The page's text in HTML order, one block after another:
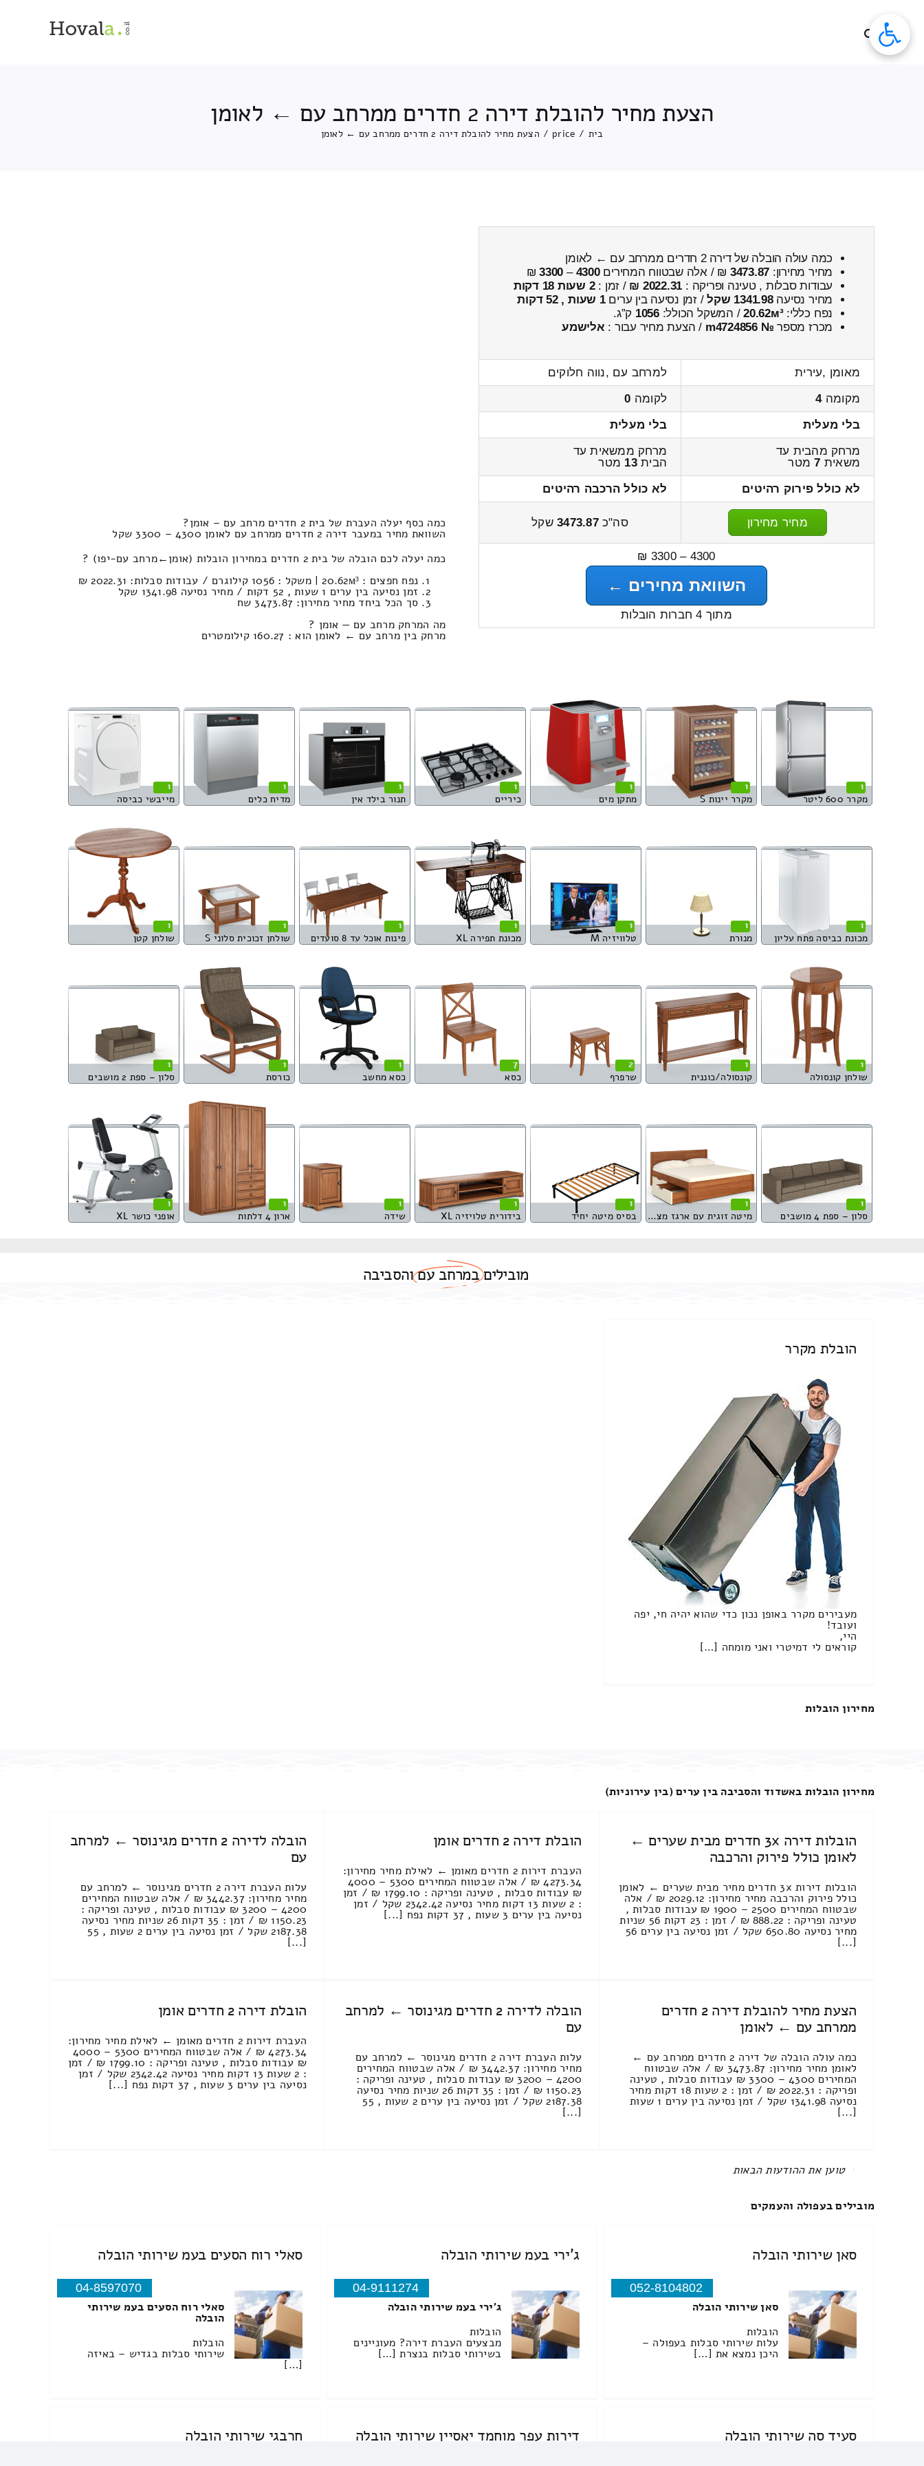
הצעת מחיר להובלת דירה 2 חדרים ממרחב עם ← לאומן
בית /
price
/ הצעת מחיר להובלת דירה 2 חדרים ממרחב עם ← לאומן
כמה עולה הובלה של דירה 2 חדרים ממרחב עם ← לאומן
מחיר מחירון: 3473.87 ₪ / אלה שבטווח המחירים4300
–
3300
₪
עבודות סבלות , טעינה ופריקה : 2022.31 ₪ / זמן :2 שעות 18 דקות
מחיר נסיעה1341.98 שקל / זמן נסיעה בין ערים1 שעות , 52 דקות
נפח כללי:20.62м³/ המשקל הכולל:1056 ק”ג.
מכרז מספר № m4724856 / הצעת מחיר עבור : אלישמע
מאומן ,עירית
למרחב עם ,נווה חלוקים
מקומה4 לקומה 0
בלי מעלית
בלי מעלית
מרחק מהבית עד
משאית 7מטר
מרחק ממשאית עד
הבית13 מטר
לא כולל פירוק רהיטים
לא כולל הרכבה רהיטים
מחיר מחירון סה"כ3473.87שקל
4300 – 3300 ₪
השוואת מחירים ←
מתוך 4 חברות הובלות
כמה כסף יעלה העברת של בית 2 חדרים מרחב עם – אומן?
השוואת מחיר במעבר דירה 2 חדרים ממרחב עם לאומן 4300 – 3300 שקל
כמה יעלה לכם הובלה של בית 2 חדרים במחירון הובלות (אומן‎←‏מרחב עם-יפו) ?
נפח חפצים : 20.62м³ | משקל : 1056 קילוגרם / עבודות סבלות: 2022.31 ₪
זמן נסיעה בין ערים 1 שעות , 52 דקות / מחיר נסיעה 1341.98 שקל
סך הכל ביחד מחיר מחירון: 3473.87 שח
מה המרחק מרחב עם — אומן ?
מרחק בין מרחב עם ← לאומן הוא : 160.27 קילומטרים
1
מקרר 600 ליטר
1
מקרר יינות S
1
מתקן מים
1
כיריים
1
תנור בילד אין
1
מדיח כלים
1
מייבשי כביסה
1
מכונת כביסה פתח עליון
1
מנורת
1
טלוויזיה M
1
מכונת תפירה XL
1
פינות אוכל עד 8 סועדים
1
שולחן זכוכית סלוני S
1
שולחן קטן
1
שולחן קונסולה
1
קונסולה/כוננית
2
שרפרף
7
כסא
1
כסא מחשב
1
כורסת
1
סלון – ספת 2 מושבים
1
סלון – ספת 4 מושבים
1
מיטה זוגית עם ארגז מצעים
1
בסיס מיטה יחיד
1
בידורית טלויזיה XL
1
שידה
1
ארון 4 דלתות
1
אופני כושר XL
מוביליםבמרחב עםוהסביבה
הובלת מקרר
מעבירים מקרר באופן נכון כדי שהוא יהיה חי, יפה
ועובד!
היי,
קוראים לי דמיטרי ואני מומחה […]
מחירון הובלות
מחירון הובלות באשדוד והסביבה בין ערים (בין עירוניות)
הובלות דירה 3x חדרים מבית שערים ←
לאומן כולל פירוק והרכבה
הובלות דירות 3x חדרים מחיר מבית שערים ← לאומן
כולל פירוק והרכבה מחיר מחירון: 2029.12 ₪ / אלה
שבטווח המחירים 2500 – 1900 ₪ עבודות סבלות ,
טעינה ופריקה : 888.22 ₪ / זמן : 23 דקות 56 שניות
מחיר נסיעה 650.80 שקל / זמן נסיעה בין ערים 56
[...]
הובלת דירה 2 חדרים אומן
העברת דירות 2 חדרים מאומן ← לאילת מחיר מחירון:
4273.34 ₪ / אלה שבטווח המחירים 5300 – 4000
₪ עבודות סבלות , טעינה ופריקה : 1799.10 ₪ / זמן
: 2 שעות 13 דקות מחיר נסיעה 2342.42 שקל / זמן
נסיעה בין ערים 3 שעות , 37 דקות נפח [...]
הובלה לדירה 2 חדרים מגינוסר ← למרחב
עם
עלות העברת דירה 2 חדרים מגינוסר ← למרחב עם
מחיר מחירון: 3442.37 ₪ / אלה שבטווח המחירים
4200 – 3200 ₪ עבודות סבלות , טעינה ופריקה :
1150.23 ₪ / זמן : 35 דקות 26 שניות מחיר נסיעה
2187.38 שקל / זמן נסיעה בין ערים 2 שעות , 55
[...]
הצעת מחיר להובלת דירה 2 חדרים
ממרחב עם ← לאומן
כמה עולה הובלה של דירה 2 חדרים ממרחב עם ←
לאומן מחיר מחירון: 3473.87 ₪ / אלה שבטווח
המחירים 4300 – 3300 ₪ עבודות סבלות , טעינה
ופריקה : 2022.31 ₪ / זמן : 2 שעות 18 דקות מחיר
נסיעה 1341.98 שקל / זמן נסיעה בין ערים 1 שעות
[...]
הובלה לדירה 2 חדרים מגינוסר ← למרחב
עם
עלות העברת דירה 2 חדרים מגינוסר ← למרחב עם
מחיר מחירון: 3442.37 ₪ / אלה שבטווח המחירים
4200 – 3200 ₪ עבודות סבלות , טעינה ופריקה :
1150.23 ₪ / זמן : 35 דקות 26 שניות מחיר נסיעה
2187.38 שקל / זמן נסיעה בין ערים 2 שעות , 55
[...]
הובלת דירה 2 חדרים אומן
העברת דירות 2 חדרים מאומן ← לאילת מחיר מחירון:
4273.34 ₪ / אלה שבטווח המחירים 5300 – 4000
₪ עבודות סבלות , טעינה ופריקה : 1799.10 ₪ / זמן
: 2 שעות 13 דקות מחיר נסיעה 2342.42 שקל / זמן
נסיעה בין ערים 3 שעות , 37 דקות נפח [...]
All items displayed.
מובילים בעפולה והעמקים
סאן שירותי הובלה
052-8104802
סאן שירותי הובלה
הובלות
עלות שירותי סבלות בעפולה –
היכן נמצא את […]
ג'ירי בעמ שירותי הובלה
04-9111274
ג'ירי בעמ שירותי הובלה
הובלות
מבצעים העברת דירה? מעוניינים
בשירותי סבלות בנצרת […]
סאלי רוח הסעים בעמ שירותי הובלה
04-8597070
סאלי רוח הסעים בעמ שירותי
הובלה
הובלות
שירותי סבלות בגדיש – באיזה
[…]
סעיד סה שירותי הובלה דירות עפר מוחמד יאסיין שירותי הובלה חרבגי שירותי הובלה